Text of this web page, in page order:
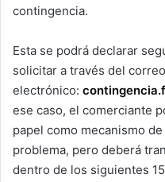
contingencia.
Esta se podrá declarar
solicitar a través del correo
electrónico:
ese caso, el comerciante
papel como mecanismo
problema, pero deberá
dentro de los siguientes